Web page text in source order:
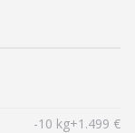
-10 kg+1.499 €